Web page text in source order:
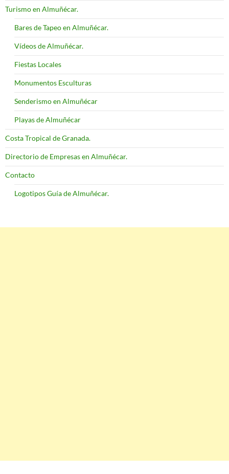
Turismo en Almuñécar.
Bares de Tapeo en Almuñécar.
Vídeos de Almuñécar.
Fiestas Locales
Monumentos Esculturas
Senderismo en Almuñécar
Playas de Almuñécar
Costa Tropical de Granada.
Directorio de Empresas en Almuñécar.
Contacto
Logotipos Guía de Almuñécar.